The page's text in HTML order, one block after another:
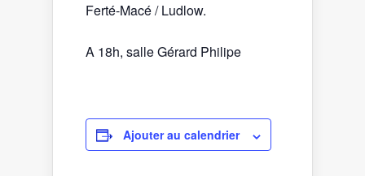
Ferté-Macé / Ludlow.
A 18h, salle Gérard Philipe
Ajouter au calendrier